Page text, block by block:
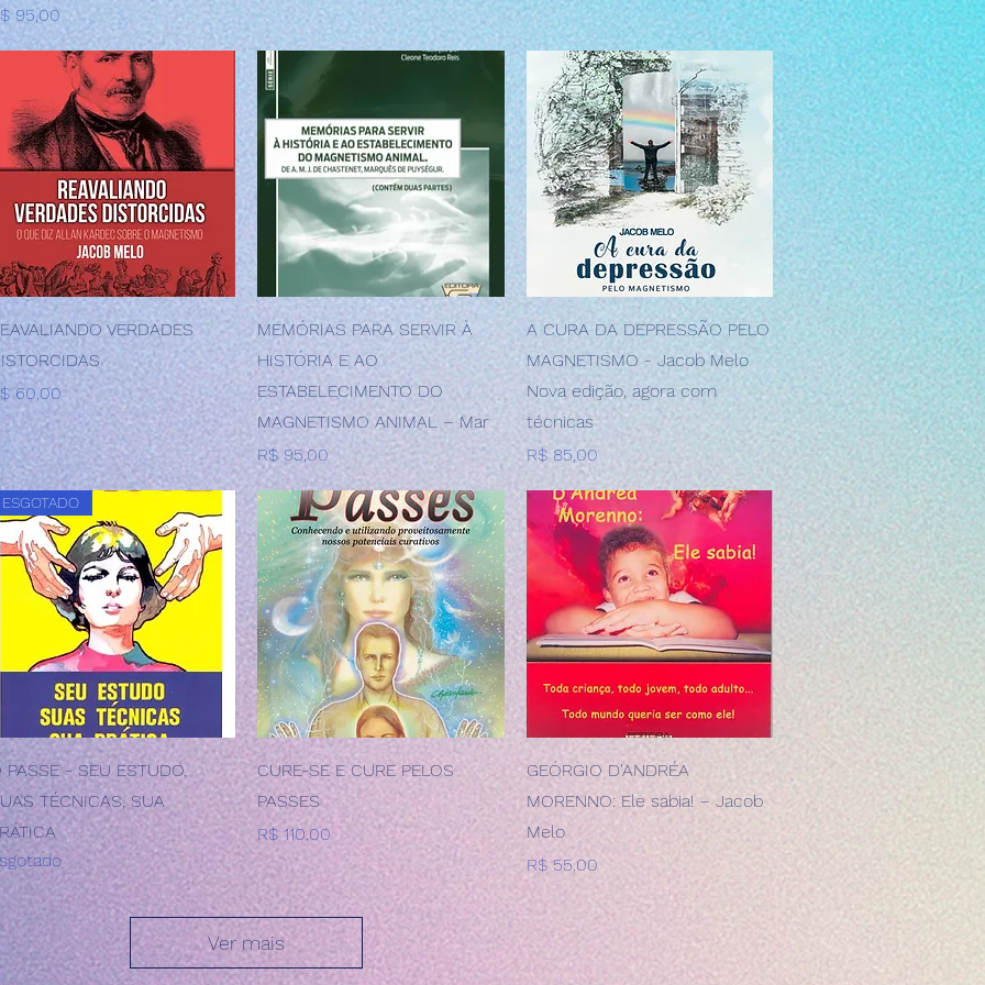
95,00
Visualização rápida
VERDADES
60,00
Visualização rápida
MEMÓRIAS PARA SERVIR À
HISTÓRIA E AO
ESTABELECIMENTO DO
MAGNETISMO ANIMAL – Mar
Preço
R$ 95,00
Visualização rápida
A CURA DA DEPRESSÃO PELO
MAGNETISMO - Jacob Melo
Nova edição, agora com
técnicas
Preço
R$ 85,00
Visualização rápida
ESGOTADO
PASSE - SEU ESTUDO,
TÉCNICAS, SUA
Visualização rápida
CURE-SE E CURE PELOS
PASSES
Preço
R$ 110,00
Visualização rápida
GEÓRGIO D'ANDRÉA
MORENNO: Ele sabia! – Jacob
Melo
Preço
R$ 55,00
Ver mais